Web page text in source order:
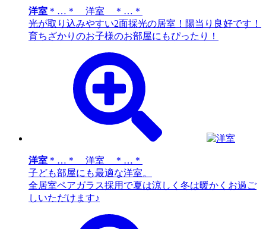
洋室 ＊…＊ 洋室 ＊…＊
光が取り込みやすい2面採光の居室！陽当り良好です！
育ちざかりのお子様のお部屋にもぴったり！
洋室 ＊…＊ 洋室 ＊…＊
子ども部屋にも最適な洋室。
全居室ペアガラス採用で夏は涼しく冬は暖かくお過ご
しいただけます♪